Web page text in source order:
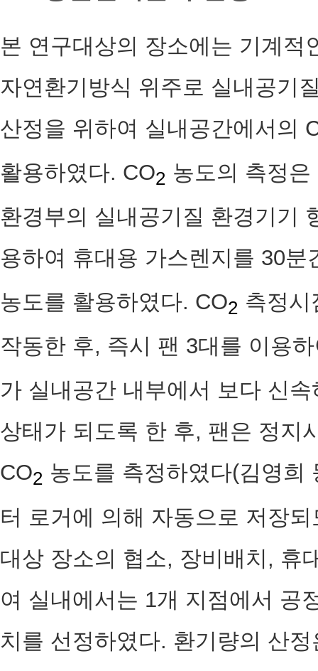
본 연구대상의 장소에는 기계적
자연환기방식 위주로 실내공기
산정을 위하여 실내공간에서의
활용하였다. CO2 농도의 측정
환경부의 실내공기질 환경기기
용하여 휴대용 가스렌지를 30
농도를 활용하였다. CO2 측정
작동한 후, 즉시 팬 3대를 이용
가 실내공간 내부에서 보다 신
상태가 되도록 한 후, 팬은 정지
CO2 농도를 측정하였다(김영희
터 로거에 의해 자동으로 저장
대상 장소의 협소, 장비배치, 휴
여 실내에서는 1개 지점에서 공
치를 선정하였다. 환기량의 산정